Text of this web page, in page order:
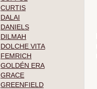
CURTIS
DALAI
DANIELS
DILMAH
DOLCHE VITA
FEMRICH
GOLDÉN ERA
GRACE
GREENFIELD